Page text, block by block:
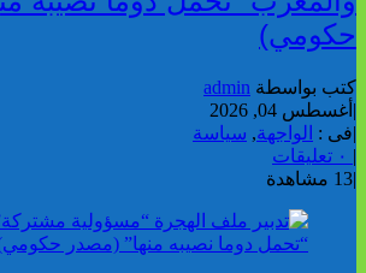
حكومي)
كتب بواسطة admin
| أغسطس 04, 2026
|فى : الواجهة, سياسة
|
|13 مشاهدة